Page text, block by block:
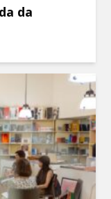
da